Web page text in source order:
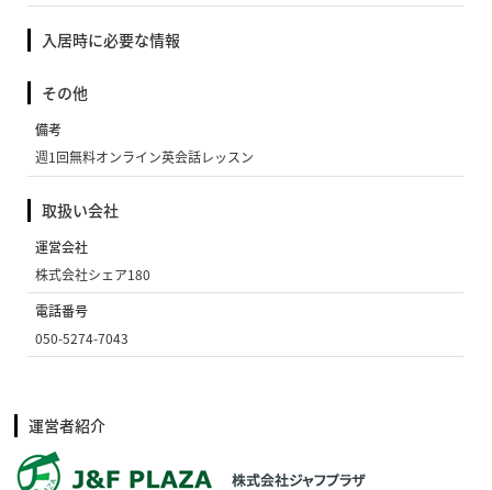
入居時に必要な情報
その他
備考
週1回無料オンライン英会話レッスン
取扱い会社
運営会社
株式会社シェア180
電話番号
050-5274-7043
運営者紹介